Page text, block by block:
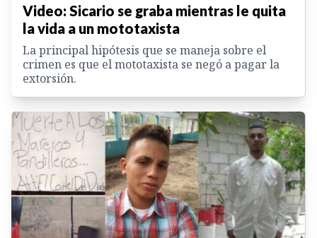
Video: Sicario se graba mientras le quita
la vida a un mototaxista
La principal hipótesis que se maneja sobre el
crimen es que el mototaxista se negó a pagar la
extorsión.